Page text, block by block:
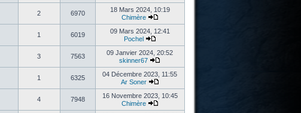
2 6970
18 Mars 2024, 10:19
Chimère
1 6019
09 Mars 2024, 12:41
Pochel
3 7563
09 Janvier 2024, 20:52
skinner67
1 6325
04 Décembre 2023, 11:55
Ar Soner
4 7948
16 Novembre 2023, 10:45
Chimère